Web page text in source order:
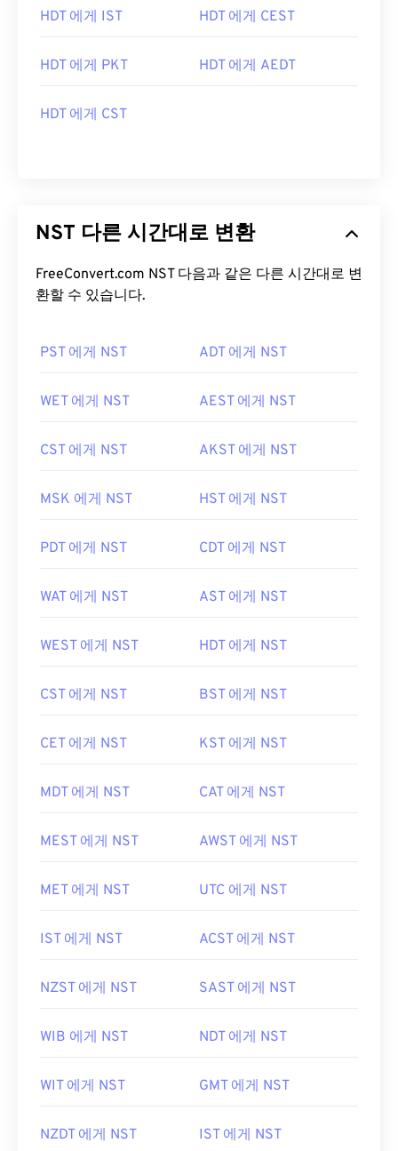
HDT 에게 IST HDT 에게 CEST
HDT 에게 PKT HDT 에게 AEDT
HDT 에게 CST
NST 다른 시간대로 변환
FreeConvert.com NST 다음과 같은 다른 시간대로 변
환할 수 있습니다.
PST 에게 NST ADT 에게 NST
WET 에게 NST AEST 에게 NST
CST 에게 NST AKST 에게 NST
MSK 에게 NST HST 에게 NST
PDT 에게 NST CDT 에게 NST
WAT 에게 NST AST 에게 NST
WEST 에게 NST HDT 에게 NST
CST 에게 NST BST 에게 NST
CET 에게 NST KST 에게 NST
MDT 에게 NST CAT 에게 NST
MEST 에게 NST AWST 에게 NST
MET 에게 NST UTC 에게 NST
IST 에게 NST ACST 에게 NST
NZST 에게 NST SAST 에게 NST
WIB 에게 NST NDT 에게 NST
WIT 에게 NST GMT 에게 NST
NZDT 에게 NST IST 에게 NST